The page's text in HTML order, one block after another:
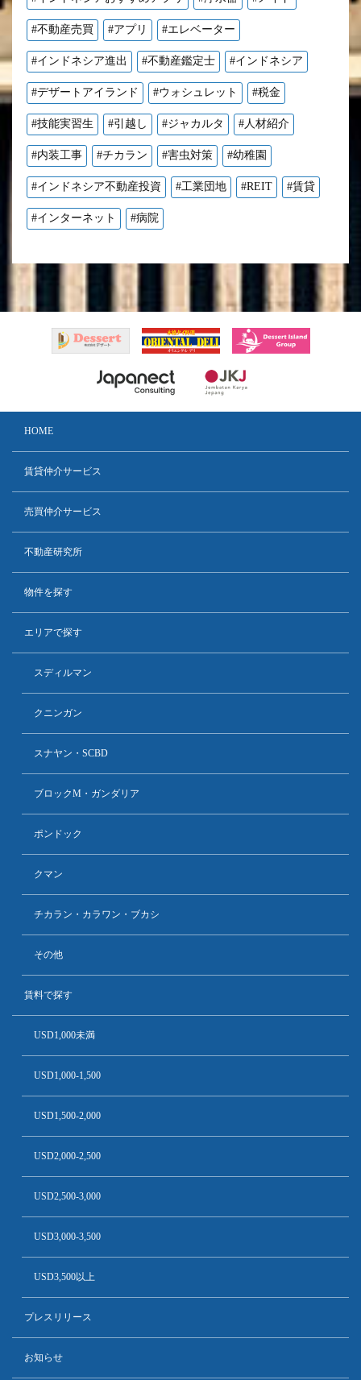
#不動産売買 #アプリ #エレベーター
#インドネシア進出 #不動産鑑定士 #インドネシア
#デザートアイランド #ウォシュレット #税金
#技能実習生 #引越し #ジャカルタ #人材紹介
#内装工事 #チカラン #害虫対策 #幼稚園
#インドネシア不動産投資 #工業団地 #REIT #賃貸
#インターネット #病院
HOME
賃貸仲介サービス
売買仲介サービス
不動産研究所
物件を探す
エリアで探す
スディルマン
クニンガン
スナヤン・SCBD
ブロックM・ガンダリア
ポンドック
クマン
チカラン・カラワン・ブカシ
その他
賃料で探す
USD1,000未満
USD1,000-1,500
USD1,500-2,000
USD2,000-2,500
USD2,500-3,000
USD3,000-3,500
USD3,500以上
プレスリリース
お知らせ